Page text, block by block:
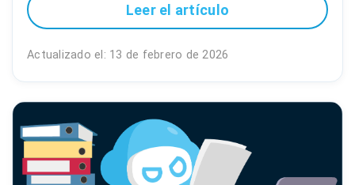
Leer el artículo
Actualizado el: 13 de febrero de 2026